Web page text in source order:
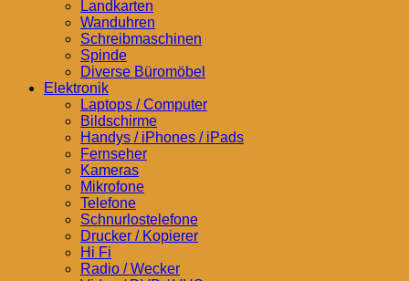
Landkarten
Wanduhren
Schreibmaschinen
Spinde
Diverse Büromöbel
Elektronik
Laptops / Computer
Bildschirme
Handys / iPhones / iPads
Fernseher
Kameras
Mikrofone
Telefone
Schnurlostelefone
Drucker / Kopierer
Hi Fi
Radio / Wecker